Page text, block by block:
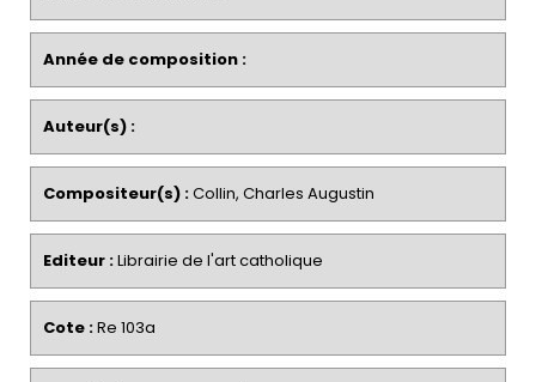
Année de composition :
Auteur(s) :
Compositeur(s) :Collin, Charles Augustin
Editeur :Librairie de l'art catholique
Cote :Re 103a